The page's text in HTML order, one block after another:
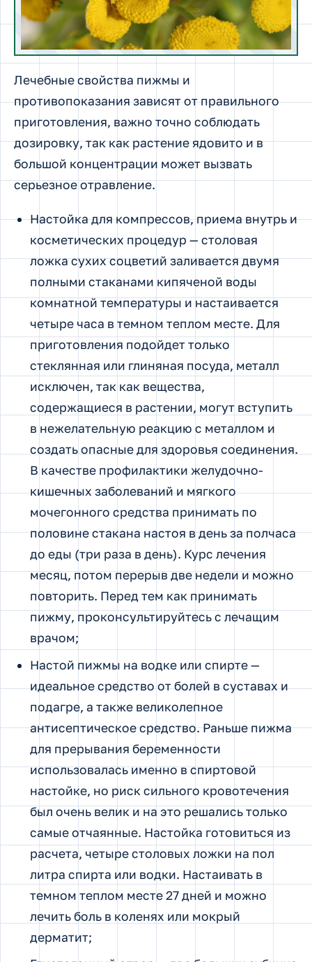
Лечебные свойства пижмы и
противопоказания зависят от правильного
приготовления, важно точно соблюдать
дозировку, так как растение ядовито и в
большой концентрации может вызвать
серьезное отравление.
Настойка для компрессов, приема внутрь и
косметических процедур — столовая
ложка сухих соцветий заливается двумя
полными стаканами кипяченой воды
комнатной температуры и настаивается
четыре часа в темном теплом месте. Для
приготовления подойдет только
стеклянная или глиняная посуда, металл
исключен, так как вещества,
содержащиеся в растении, могут вступить
в нежелательную реакцию с металлом и
создать опасные для здоровья соединения.
В качестве профилактики желудочно-
кишечных заболеваний и мягкого
мочегонного средства принимать по
половине стакана настоя в день за полчаса
до еды (три раза в день). Курс лечения
месяц, потом перерыв две недели и можно
повторить. Перед тем как принимать
пижму, проконсультируйтесь с лечащим
врачом;
Настой пижмы на водке или спирте —
идеальное средство от болей в суставах и
подагре, а также великолепное
антисептическое средство. Раньше пижма
для прерывания беременности
использовалась именно в спиртовой
настойке, но риск сильного кровотечения
был очень велик и на это решались только
самые отчаянные. Настойка готовиться из
расчета, четыре столовых ложки на пол
литра спирта или водки. Настаивать в
темном теплом месте 27 дней и можно
лечить боль в коленях или мокрый
дерматит;